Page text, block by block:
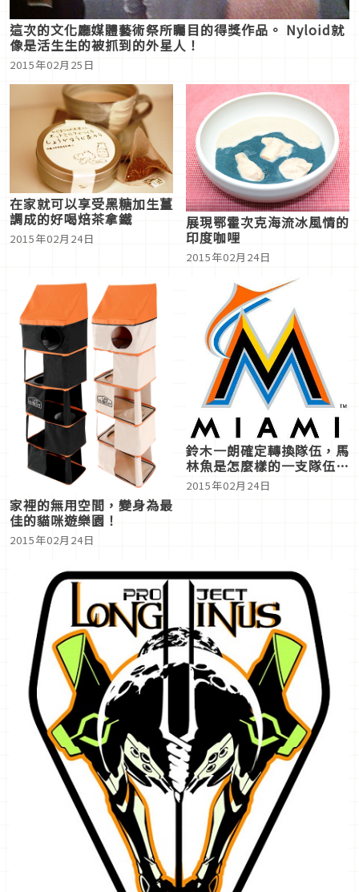
這次的文化廳媒體藝術祭所矚目的得獎作品。 Nyloid就
像是活生生的被抓到的外星人！
2015年02月25日
在家就可以享受黑糖加生薑
調成的好喝焙茶拿鐵
2015年02月24日
展現鄂霍次克海流冰風情的
印度咖哩
2015年02月24日
家裡的無用空間，變身為最
佳的貓咪遊樂園！
2015年02月24日
鈴木一朗確定轉換隊伍，馬
林魚是怎麼樣的一支隊伍
呢？
2015年02月24日